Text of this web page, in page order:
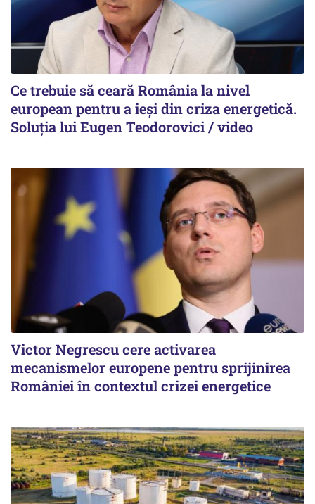
Ce trebuie să ceară România la nivel
european pentru a ieși din criza energetică.
Soluția lui Eugen Teodorovici / video
Victor Negrescu cere activarea
mecanismelor europene pentru sprijinirea
României în contextul crizei energetice